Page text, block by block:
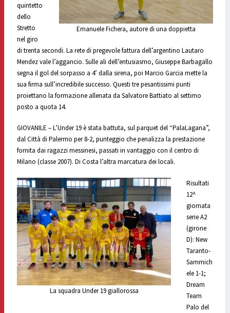
Emanuele Fichera, autore di una doppietta
quintetto
dello
Stretto
nel giro
di trenta secondi. La rete di pregevole fattura dell’argentino Lautaro
Mendez vale l’aggancio. Sulle ali dell’entusiasmo, Giuseppe Barbagallo
segna il gol del sorpasso a 4’ dalla sirena, poi Marcio Garcia mette la
sua firma sull’incredibile successo. Questi tre pesantissimi punti
proiettano la formazione allenata da Salvatore Battiato al settimo
posto a quota 14.
GIOVANILE – L’Under 19 è stata battuta, sul parquet del “PalaLagana”,
dal Città di Palermo per 8-2, punteggio che penalizza la prestazione
fornita dai ragazzi messinesi, passati in vantaggio con il centro di
Milano (classe 2007). Di Costa l’altra marcatura dei locali.
La squadra Under 19 giallorossa
Risultati
12^
giornata
serie A2
(girone
D): New
Taranto-
Sammich
ele 1-1;
Dream
Team
Palo del